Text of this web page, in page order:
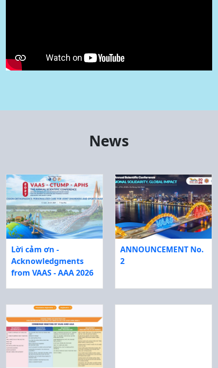
News
Lời cảm ơn -
Acknowledgments
from VAAS - AAA 2026
ANNOUNCEMENT No.
2